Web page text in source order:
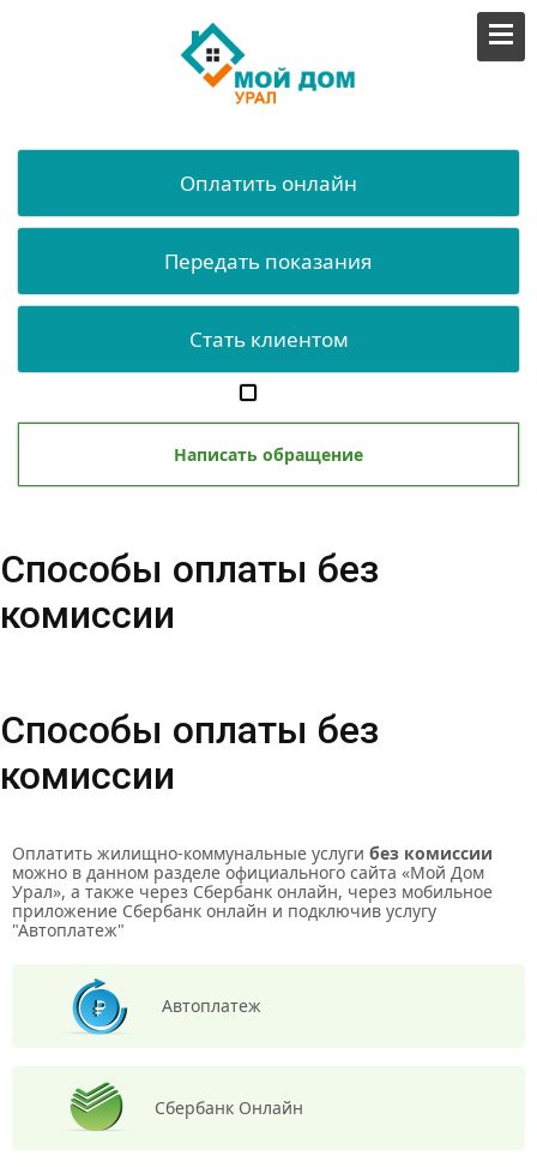
Оплатить онлайн
Передать показания
Стать клиентом
Написать обращение
Способы оплаты без
комиссии
Способы оплаты без
комиссии
Оплатить жилищно-коммунальные услуги без комиссии
можно в данном разделе официального сайта «Мой Дом
Урал», а также через Сбербанк онлайн, через мобильное
приложение Сбербанк онлайн и подключив услугу
"Автоплатеж"
Автоплатеж
Сбербанк Онлайн